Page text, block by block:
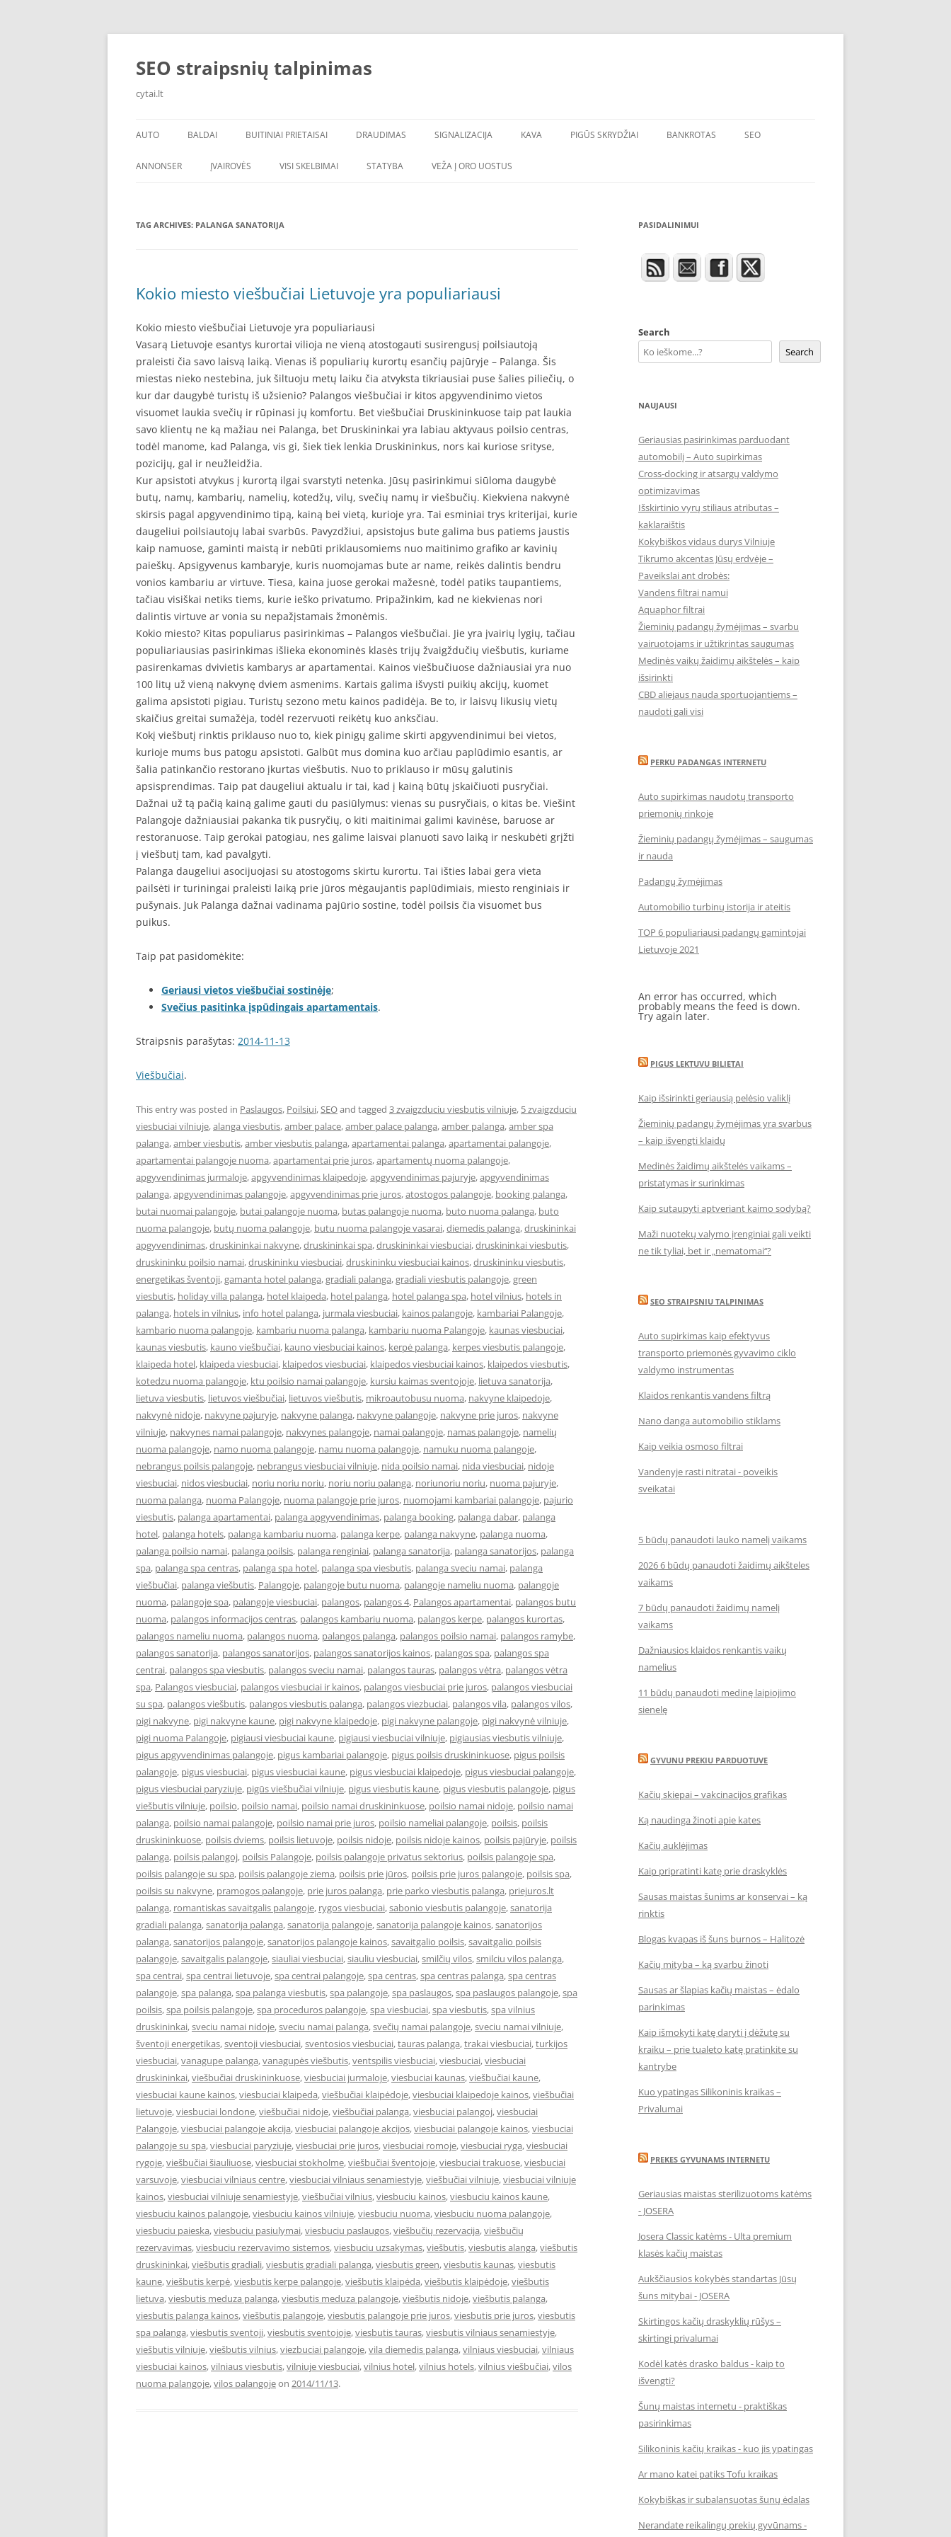
Skip
SEO straipsnių talpinimas
cytai.lt
AUTO
PADANGOS
BALDAI BUITINIAI PRIETAISAI DRAUDIMAS SIGNALIZACIJA KAVA PIGŪS SKRYDŽIAI BANKROTAS SEO
ANNONSER ĮVAIROVĖS VISI SKELBIMAI STATYBA VEŽA Į ORO UOSTUS
TAG ARCHIVES: PALANGA SANATORIJA
Kokio miesto viešbučiai Lietuvoje yra populiariausi
Kokio miesto viešbučiai Lietuvoje yra populiariausi
Vasarą Lietuvoje esantys kurortai vilioja ne vieną atostogauti susirengusį poilsiautoją
praleisti čia savo laisvą laiką. Vienas iš populiarių kurortų esančių pajūryje – Palanga. Šis
miestas nieko nestebina, juk šiltuoju metų laiku čia atvyksta tikriausiai puse šalies piliečių, o
kur dar daugybė turistų iš užsienio? Palangos viešbučiai ir kitos apgyvendinimo vietos
visuomet laukia svečių ir rūpinasi jų komfortu. Bet viešbučiai Druskininkuose taip pat laukia
savo klientų ne ką mažiau nei Palanga, bet Druskininkai yra labiau aktyvaus poilsio centras,
todėl manome, kad Palanga, vis gi, šiek tiek lenkia Druskininkus, nors kai kuriose srityse,
pozicijų, gal ir neužleidžia.
Kur apsistoti atvykus į kurortą ilgai svarstyti netenka. Jūsų pasirinkimui siūloma daugybė
butų, namų, kambarių, namelių, kotedžų, vilų, svečių namų ir viešbučių. Kiekviena nakvynė
skirsis pagal apgyvendinimo tipą, kainą bei vietą, kurioje yra. Tai esminiai trys kriterijai, kurie
daugeliui poilsiautojų labai svarbūs. Pavyzdžiui, apsistojus bute galima bus patiems jaustis
kaip namuose, gaminti maistą ir nebūti priklausomiems nuo maitinimo grafiko ar kavinių
paieškų. Apsigyvenus kambaryje, kuris nuomojamas bute ar name, reikės dalintis bendru
vonios kambariu ar virtuve. Tiesa, kaina juose gerokai mažesnė, todėl patiks taupantiems,
tačiau visiškai netiks tiems, kurie ieško privatumo. Pripažinkim, kad ne kiekvienas nori
dalintis virtuve ar vonia su nepažįstamais žmonėmis.
Kokio miesto? Kitas populiarus pasirinkimas – Palangos viešbučiai. Jie yra įvairių lygių, tačiau
populiariausias pasirinkimas išlieka ekonominės klasės trijų žvaigždučių viešbutis, kuriame
pasirenkamas dvivietis kambarys ar apartamentai. Kainos viešbučiuose dažniausiai yra nuo
100 litų už vieną nakvynę dviem asmenims. Kartais galima išvysti puikių akcijų, kuomet
galima apsistoti pigiau. Turistų sezono metu kainos padidėja. Be to, ir laisvų likusių vietų
skaičius greitai sumažėja, todėl rezervuoti reikėtų kuo anksčiau.
Kokį viešbutį rinktis priklauso nuo to, kiek pinigų galime skirti apgyvendinimui bei vietos,
kurioje mums bus patogu apsistoti. Galbūt mus domina kuo arčiau paplūdimio esantis, ar
šalia patinkančio restorano įkurtas viešbutis. Nuo to priklauso ir mūsų galutinis
apsisprendimas. Taip pat daugeliui aktualu ir tai, kad į kainą būtų įskaičiuoti pusryčiai.
Dažnai už tą pačią kainą galime gauti du pasiūlymus: vienas su pusryčiais, o kitas be. Viešint
Palangoje dažniausiai pakanka tik pusryčių, o kiti maitinimai galimi kavinėse, baruose ar
restoranuose. Taip gerokai patogiau, nes galime laisvai planuoti savo laiką ir neskubėti grįžti
į viešbutį tam, kad pavalgyti.
Palanga daugeliui asocijuojasi su atostogoms skirtu kurortu. Tai išties labai gera vieta
pailsėti ir turiningai praleisti laiką prie jūros mėgaujantis paplūdimiais, miesto renginiais ir
pušynais. Juk Palanga dažnai vadinama pajūrio sostine, todėl poilsis čia visuomet bus
puikus.
Taip pat pasidomėkite:
Geriausi vietos viešbučiai sostinėje;
Svečius pasitinka įspūdingais apartamentais.
Straipsnis parašytas: 2014-11-13
Viešbučiai.
This entry was posted in Paslaugos, Poilsiui,SEOand tagged 3 zvaigzduciu viesbutis vilniuje, 5 zvaigzduciu
viesbuciai vilniuje,alanga viesbutis,amber palace,amber palace palanga,amber palanga,amber spa
palanga,amber viesbutis,amber viesbutis palanga,apartamentai palanga,apartamentai palangoje,
apartamentai palangoje nuoma,apartamentai prie juros,apartamentų nuoma palangoje,
apgyvendinimas jurmaloje,apgyvendinimas klaipedoje,apgyvendinimas pajuryje,apgyvendinimas
palanga,apgyvendinimas palangoje,apgyvendinimas prie juros,atostogos palangoje, booking palanga,
butai nuomai palangoje, butai palangoje nuoma, butas palangoje nuoma, buto nuoma palanga, buto
nuoma palangoje, butų nuoma palangoje, butu nuoma palangoje vasarai,diemedis palanga,druskininkai
apgyvendinimas,druskininkai nakvyne,druskininkai spa,druskininkai viesbuciai,druskininkai viesbutis,
druskininku poilsio namai,druskininku viesbuciai,druskininku viesbuciai kainos,druskininku viesbutis,
energetikas šventoji,gamanta hotel palanga,gradiali palanga,gradiali viesbutis palangoje,green
viesbutis, holiday villa palanga, hotel klaipeda, hotel palanga, hotel palanga spa, hotel vilnius, hotels in
palanga, hotels in vilnius, info hotel palanga, jurmala viesbuciai, kainos palangoje, kambariai Palangoje,
kambario nuoma palangoje, kambariu nuoma palanga, kambariu nuoma Palangoje, kaunas viesbuciai,
kaunas viesbutis, kauno viešbučiai, kauno viesbuciai kainos, kerpė palanga, kerpes viesbutis palangoje,
klaipeda hotel, klaipeda viesbuciai, klaipedos viesbuciai, klaipedos viesbuciai kainos, klaipedos viesbutis,
kotedzu nuoma palangoje, ktu poilsio namai palangoje, kursiu kaimas sventojoje, lietuva sanatorija,
lietuva viesbutis, lietuvos viešbučiai, lietuvos viešbutis, mikroautobusu nuoma, nakvyne klaipedoje,
nakvynė nidoje, nakvyne pajuryje, nakvyne palanga, nakvyne palangoje, nakvyne prie juros, nakvyne
vilniuje, nakvynes namai palangoje, nakvynes palangoje, namai palangoje, namas palangoje, namelių
nuoma palangoje, namo nuoma palangoje, namu nuoma palangoje, namuku nuoma palangoje,
nebrangus poilsis palangoje, nebrangus viesbuciai vilniuje, nida poilsio namai, nida viesbuciai, nidoje
viesbuciai, nidos viesbuciai, noriu noriu noriu, noriu noriu palanga, noriunoriu noriu, nuoma pajuryje,
nuoma palanga, nuoma Palangoje, nuoma palangoje prie juros, nuomojami kambariai palangoje, pajurio
viesbutis, palanga apartamentai, palanga apgyvendinimas, palanga booking, palanga dabar, palanga
hotel, palanga hotels, palanga kambariu nuoma, palanga kerpe, palanga nakvyne, palanga nuoma,
palanga poilsio namai, palanga poilsis, palanga renginiai, palanga sanatorija, palanga sanatorijos, palanga
spa, palanga spa centras, palanga spa hotel, palanga spa viesbutis, palanga sveciu namai, palanga
viešbučiai, palanga viešbutis, Palangoje, palangoje butu nuoma, palangoje nameliu nuoma, palangoje
nuoma, palangoje spa, palangoje viesbuciai, palangos, palangos 4, Palangos apartamentai, palangos butu
nuoma, palangos informacijos centras, palangos kambariu nuoma, palangos kerpe, palangos kurortas,
palangos nameliu nuoma, palangos nuoma, palangos palanga, palangos poilsio namai, palangos ramybe,
palangos sanatorija, palangos sanatorijos, palangos sanatorijos kainos, palangos spa, palangos spa
centrai, palangos spa viesbutis, palangos sveciu namai, palangos tauras, palangos vėtra, palangos vėtra
spa, Palangos viesbuciai, palangos viesbuciai ir kainos, palangos viesbuciai prie juros, palangos viesbuciai
su spa, palangos viešbutis, palangos viesbutis palanga, palangos viezbuciai, palangos vila, palangos vilos,
pigi nakvyne, pigi nakvyne kaune, pigi nakvyne klaipedoje, pigi nakvyne palangoje, pigi nakvynė vilniuje,
pigi nuoma Palangoje, pigiausi viesbuciai kaune, pigiausi viesbuciai vilniuje, pigiausias viesbutis vilniuje,
pigus apgyvendinimas palangoje, pigus kambariai palangoje, pigus poilsis druskininkuose, pigus poilsis
palangoje, pigus viesbuciai, pigus viesbuciai kaune, pigus viesbuciai klaipedoje, pigus viesbuciai palangoje,
pigus viesbuciai paryziuje, pigūs viešbučiai vilniuje, pigus viesbutis kaune, pigus viesbutis palangoje, pigus
viešbutis vilniuje, poilsio, poilsio namai, poilsio namai druskininkuose, poilsio namai nidoje, poilsio namai
palanga, poilsio namai palangoje, poilsio namai prie juros, poilsio nameliai palangoje, poilsis, poilsis
druskininkuose, poilsis dviems, poilsis lietuvoje, poilsis nidoje, poilsis nidoje kainos, poilsis pajūryje, poilsis
palanga, poilsis palangoj, poilsis Palangoje, poilsis palangoje privatus sektorius, poilsis palangoje spa,
poilsis palangoje su spa, poilsis palangoje ziema, poilsis prie jūros, poilsis prie juros palangoje, poilsis spa,
poilsis su nakvyne, pramogos palangoje, prie juros palanga, prie parko viesbutis palanga, priejuros.lt
palanga, romantiskas savaitgalis palangoje, rygos viesbuciai,sabonio viesbutis palangoje,sanatorija
gradiali palanga,sanatorija palanga,sanatorija palangoje,sanatorija palangoje kainos,sanatorijos
palanga,sanatorijos palangoje,sanatorijos palangoje kainos,savaitgalio poilsis,savaitgalio poilsis
palangoje,savaitgalis palangoje,siauliai viesbuciai,siauliu viesbuciai,smilčių vilos,smilciu vilos palanga,
spa centrai,spa centrai lietuvoje,spa centrai palangoje,spa centras,spa centras palanga,spa centras
palangoje,spa palanga,spa palanga viesbutis,spa palangoje,spa paslaugos,spa paslaugos palangoje,spa
poilsis,spa poilsis palangoje,spa proceduros palangoje,spa viesbuciai,spa viesbutis,spa vilnius
druskininkai,sveciu namai nidoje,sveciu namai palanga,svečių namai palangoje,sveciu namai vilniuje,
šventoji energetikas,sventoji viesbuciai,sventosios viesbuciai,tauras palanga,trakai viesbuciai,turkijos
viesbuciai,vanagupe palanga,vanagupės viešbutis,ventspilis viesbuciai,viesbuciai,viesbuciai
druskininkai,viešbučiai druskininkuose,viesbuciai jurmaloje,viesbuciai kaunas,viešbučiai kaune,
viesbuciai kaune kainos,viesbuciai klaipeda,viešbučiai klaipėdoje,viesbuciai klaipedoje kainos,viešbučiai
lietuvoje,viesbuciai londone,viešbučiai nidoje,viešbučiai palanga,viesbuciai palangoj,viesbuciai
Palangoje,viesbuciai palangoje akcija,viesbuciai palangoje akcijos,viesbuciai palangoje kainos,viesbuciai
palangoje su spa,viesbuciai paryziuje,viesbuciai prie juros,viesbuciai romoje,viesbuciai ryga,viesbuciai
rygoje,viešbučiai šiauliuose,viesbuciai stokholme,viešbučiai šventojoje,viesbuciai trakuose,viesbuciai
varsuvoje,viesbuciai vilniaus centre,viesbuciai vilniaus senamiestyje,viešbučiai vilniuje,viesbuciai vilniuje
kainos,viesbuciai vilniuje senamiestyje,viešbučiai vilnius,viesbuciu kainos,viesbuciu kainos kaune,
viesbuciu kainos palangoje,viesbuciu kainos vilniuje,viesbuciu nuoma,viesbuciu nuoma palangoje,
viesbuciu paieska,viesbuciu pasiulymai,viesbuciu paslaugos,viešbučių rezervacija,viešbučių
rezervavimas,viesbuciu rezervavimo sistemos,viesbuciu uzsakymas,viešbutis,viesbutis alanga,viešbutis
druskininkai,viešbutis gradiali,viesbutis gradiali palanga,viesbutis green,viesbutis kaunas,viesbutis
kaune,viešbutis kerpė,viesbutis kerpe palangoje,viešbutis klaipėda,viešbutis klaipėdoje,viešbutis
lietuva,viesbutis meduza palanga,viesbutis meduza palangoje,viešbutis nidoje,viešbutis palanga,
viesbutis palanga kainos,viešbutis palangoje,viesbutis palangoje prie juros,viesbutis prie juros,viesbutis
spa palanga,viesbutis sventoji,viesbutis sventojoje,viesbutis tauras,viesbutis vilniaus senamiestyje,
viešbutis vilniuje,viešbutis vilnius,viezbuciai palangoje,vila diemedis palanga,vilniaus viesbuciai,vilniaus
viesbuciai kainos,vilniaus viesbutis,vilniuje viesbuciai,vilnius hotel,vilnius hotels,vilnius viešbučiai,vilos
nuoma palangoje,vilos palangojeon 2014/11/13.
PASIDALINIMUI
Search
Search
NAUJAUSI
Geriausias pasirinkimas parduodant
automobilį – Auto supirkimas
Cross-docking ir atsargų valdymo
optimizavimas
Išskirtinio vyrų stiliaus atributas –
kaklaraištis
Kokybiškos vidaus durys Vilniuje
Tikrumo akcentas Jūsų erdvėje –
Paveikslai ant drobės:
Vandens filtrai namui
Aquaphor filtrai
Žieminių padangų žymėjimas – svarbu
vairuotojams ir užtikrintas saugumas
Medinės vaikų žaidimų aikštelės – kaip
išsirinkti
CBD aliejaus nauda sportuojantiems –
naudoti gali visi
PERKU PADANGAS INTERNETU
Auto supirkimas naudotų transporto
priemonių rinkoje
Žieminių padangų žymėjimas – saugumas
ir nauda
Padangų žymėjimas
Automobilio turbinų istorija ir ateitis
TOP 6 populiariausi padangų gamintojai
Lietuvoje 2021
An error has occurred, which
probably means the feed is down.
Try again later.
PIGUS LEKTUVU BILIETAI
Kaip išsirinkti geriausią pelėsio valiklį
Žieminių padangų žymėjimas yra svarbus
– kaip išvengti klaidų
Medinės žaidimų aikštelės vaikams –
pristatymas ir surinkimas
Kaip sutaupyti aptveriant kaimo sodybą?
Maži nuotekų valymo įrenginiai gali veikti
ne tik tyliai, bet ir „nematomai‘‘?
SEO STRAIPSNIU TALPINIMAS
Auto supirkimas kaip efektyvus
transporto priemonės gyvavimo ciklo
valdymo instrumentas
Klaidos renkantis vandens filtrą
Nano danga automobilio stiklams
Kaip veikia osmoso filtrai
Vandenyje rasti nitratai - poveikis
sveikatai
5 būdų panaudoti lauko namelį vaikams
2026 6 būdų panaudoti žaidimų aikšteles
vaikams
7 būdų panaudoti žaidimų namelį
vaikams
Dažniausios klaidos renkantis vaikų
namelius
11 būdų panaudoti medinę laipiojimo
sienelę
GYVUNU PREKIU PARDUOTUVE
Kačių skiepai – vakcinacijos grafikas
Ką naudinga žinoti apie kates
Kačių auklėjimas
Kaip pripratinti katę prie draskyklės
Sausas maistas šunims ar konservai – ką
rinktis
Blogas kvapas iš šuns burnos – Halitozė
Kačių mityba – ką svarbu žinoti
Sausas ar šlapias kačių maistas – ėdalo
parinkimas
Kaip išmokyti katę daryti į dėžutę su
kraiku – prie tualeto katę pratinkite su
kantrybe
Kuo ypatingas Silikoninis kraikas –
Privalumai
PREKES GYVUNAMS INTERNETU
Geriausias maistas sterilizuotoms katėms
- JOSERA
Josera Classic katėms - Ulta premium
klasės kačių maistas
Aukščiausios kokybės standartas Jūsų
šuns mitybai - JOSERA
Skirtingos kačių draskyklių rūšys –
skirtingi privalumai
Kodėl katės drasko baldus - kaip to
išvengti?
Šunų maistas internetu - praktiškas
pasirinkimas
Silikoninis kačių kraikas - kuo jis ypatingas
Ar mano katei patiks Tofu kraikas
Kokybiškas ir subalansuotas šunų ėdalas
Nerandate reikalingų prekių gyvūnams -